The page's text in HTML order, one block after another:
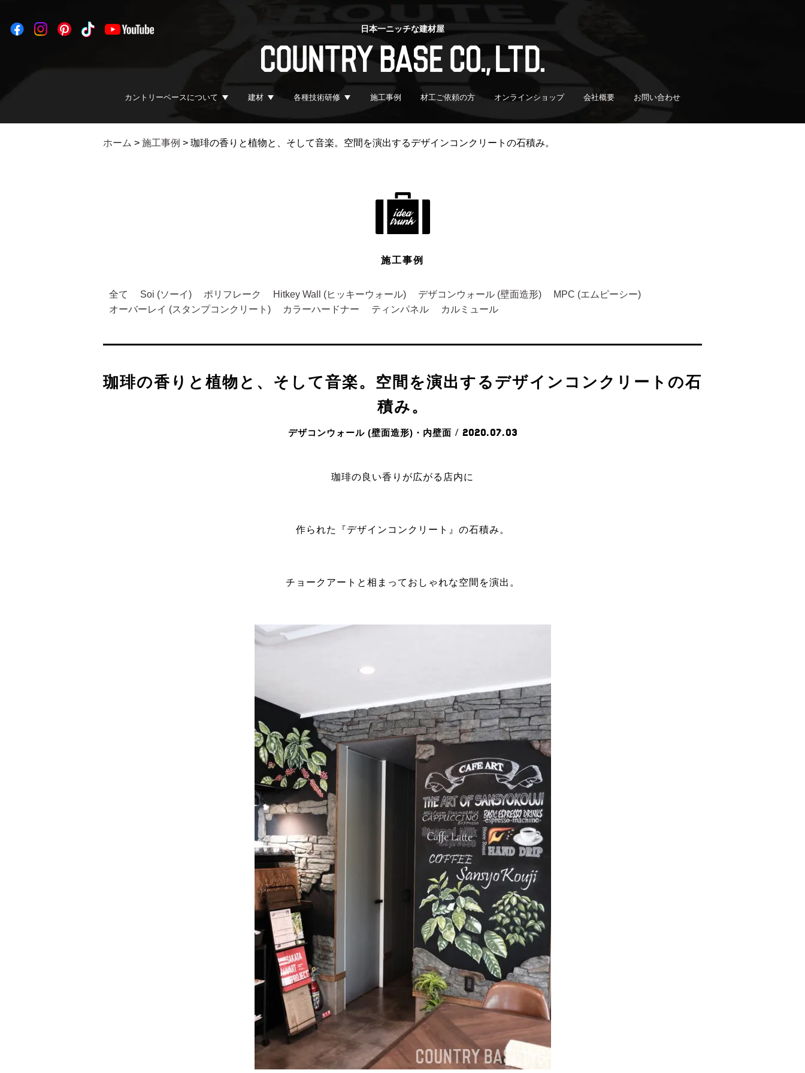
日本一ニッチな建材屋
カントリーベースについて 建材 各種技術研修 施工事例 材工ご依頼の方 オンラインショップ 会社概要 お問い合わせ
ホーム > 施工事例 > 珈琲の香りと植物と、そして音楽。空間を演出するデザインコンクリートの石積み。
施工事例
全て Soi (ソーイ) ポリフレーク Hitkey Wall (ヒッキーウォール) デザコンウォール (壁面造形)
MPC (エムピーシー)
オーバーレイ (スタンプコンクリート)
カラーハードナー ティンパネル カルミュール
珈琲の香りと植物と、そして音楽。空間を演出するデザインコンクリートの石
積み。
デザコンウォール (壁面造形)・内壁面 / 2020.07.03
珈琲の良い香りが広がる店内に
作られた『デザインコンクリート』の石積み。
チョークアートと相まっておしゃれな空間を演出。